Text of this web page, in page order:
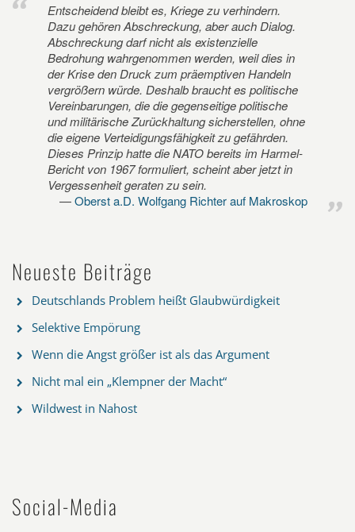
Entscheidend bleibt es, Kriege zu verhindern.
Dazu gehören Abschreckung, aber auch Dialog.
Abschreckung darf nicht als existenzielle
Bedrohung wahrgenommen werden, weil dies in
der Krise den Druck zum präemptiven Handeln
vergrößern würde. Deshalb braucht es politische
Vereinbarungen, die die gegenseitige politische
und militärische Zurückhaltung sicherstellen, ohne
die eigene Verteidigungsfähigkeit zu gefährden.
Dieses Prinzip hatte die NATO bereits im Harmel-
Bericht von 1967 formuliert, scheint aber jetzt in
Vergessenheit geraten zu sein.
Oberst a.D. Wolfgang Richter auf Makroskop
Neueste Beiträge
Deutschlands Problem heißt Glaubwürdigkeit
Selektive Empörung
Wenn die Angst größer ist als das Argument
Nicht mal ein „Klempner der Macht“
Wildwest in Nahost
Social-Media